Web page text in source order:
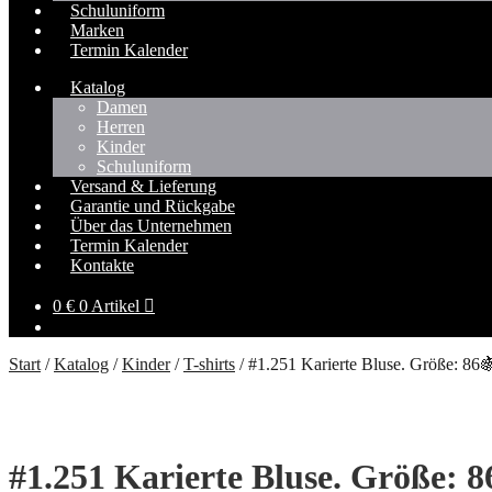
Schuluniform
Marken
Termin Kalender
Katalog
Damen
Herren
Kinder
Schuluniform
Versand & Lieferung
Garantie und Rückgabe
Über das Unternehmen
Termin Kalender
Kontakte
0 € 0 Artikel
Start /Katalog /Kinder/T-shirts /#1.251 Karierte Bluse. Größe:
#1.251 Karierte Bluse. Größe: